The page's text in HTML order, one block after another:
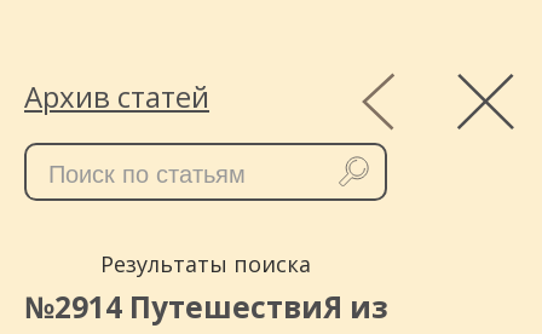
Архив статей
Результаты поиска
№2914 ПутешествиЯ из